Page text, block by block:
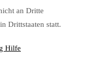
an Dritte
Drittstaaten statt.
Hilfe